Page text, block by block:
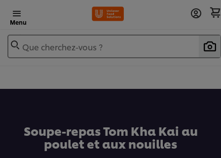
Menu
Que cherchez-vous ?
Soupe-repas Tom Kha Kai au
poulet et aux nouilles